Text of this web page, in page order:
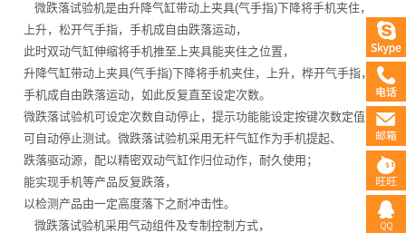
微跌落试验机是由升降气缸带动上夹具(气手指)下降将手机夹住，
上升，松开气手指，手机成自由跌落运动，
此时双动气缸伸缩将手机推至上夹具能夹住之位置，
升降气缸带动上夹具(气手指)下降将手机夹住，上升，桦开气手指，
手机成自由跌落运动，如此反复直至设定次数。
微跌落试验机可设定次数自动停止，提示功能能设定按键次数定值，
可自动停止测试。微跌落试验机采用无杆气缸作为手机提起、
跌落驱动源，配以精密双动气缸作归位动作，耐久使用；
能实现手机等产品反复跌落，
以检测产品由一定高度落下之耐冲击性。
微跌落试验机采用气动组件及专制控制方式，